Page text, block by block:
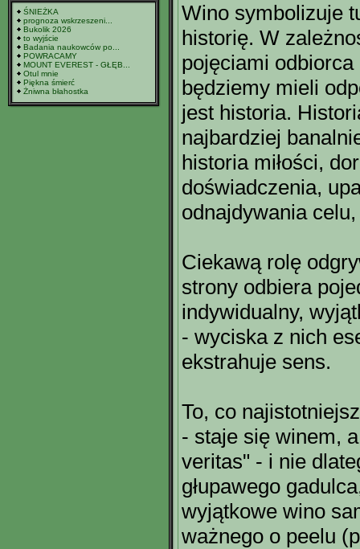
ŚNIEŻKA
prognoza wskrzeszeni...
Bukolik 2026
to wyjście
Badania naukowców po...
POWRACAMY
MOUNT EVEREST - GŁĘB...
Otul mnie
Piękna śmierć
Żniwna błahostka
Wino symbolizuje
historię. W
pojęciami odbiorca
będziemy mieli
jest historia.
najbardziej
historia miłości,
doświadczenia,
odnajdywania
Ciekawą rolę
strony odbiera
indywidualny,
- wyciska z nich
ekstrahuje sens.
To, co
- staje się winem,
veritas" - i nie
głupawego
wyjątkowe wino
ważnego o peelu